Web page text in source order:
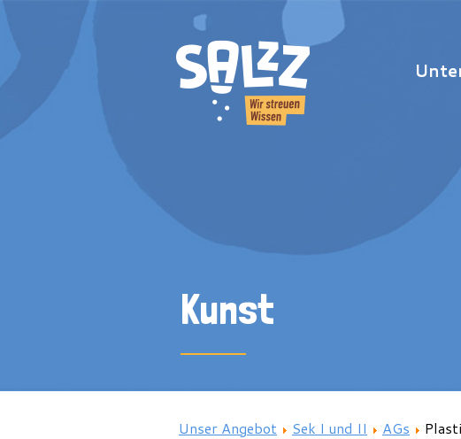
Kunst
Unser Angebot Sek I und II AGs